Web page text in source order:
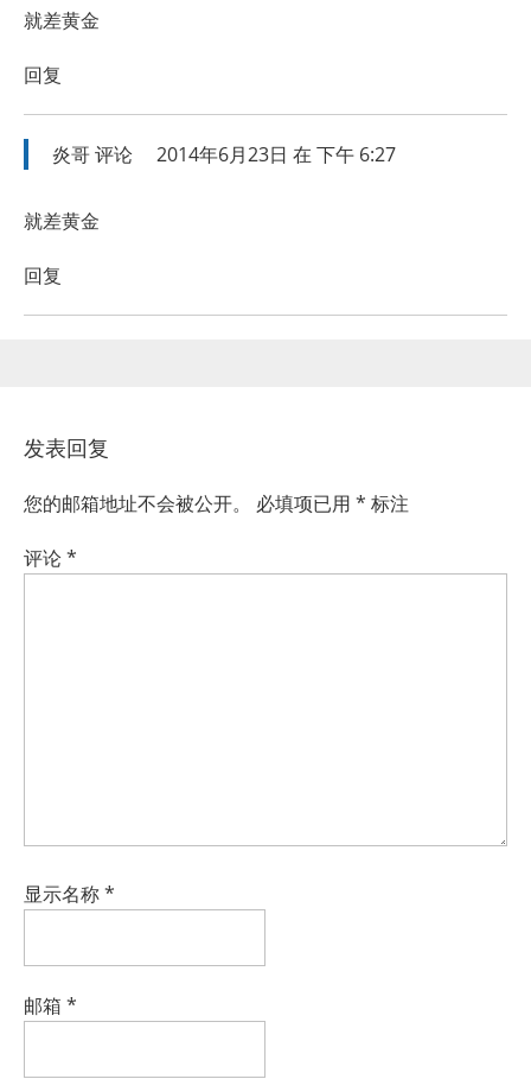
就差黄金
回复
炎哥评论 2014年6月23日 在 下午 6:27
就差黄金
回复
发表回复
您的邮箱地址不会被公开。 必填项已用 * 标注
评论*
显示名称*
邮箱 *